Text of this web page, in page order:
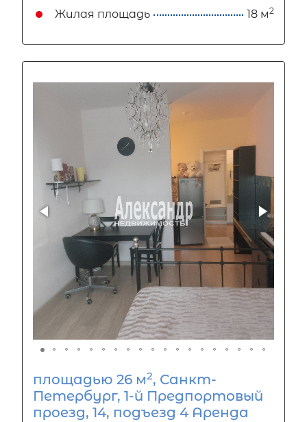
Жилая площадь
18 м2
площадью 26 м2, Санкт-
Петербург, 1-й Предпортовый
проезд, 14, подъезд 4 Аренда